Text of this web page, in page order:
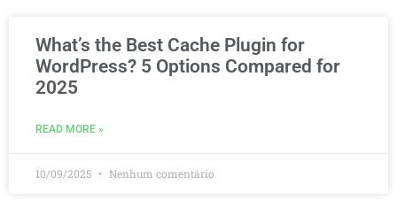
What’s the Best Cache Plugin for
WordPress? 5 Options Compared for
2025
READ MORE »
10/09/2025 Nenhum comentário